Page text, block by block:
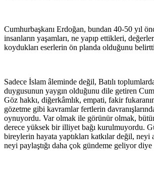
Cumhurbaşkanı Erdoğan, bundan 40-50 yıl
insanların yaşamları, ne yapıp ettikleri,
koydukları eserlerin ön planda olduğunu
Sadece İslam âleminde değil, Batılı
duygusunun yaygın olduğunu dile getiren
Göz hakkı, diğerkâmlık, empati, fakir
gözetme gibi kavramlar fertlerin
oynuyordu. Var olmak ile görünür olmak,
derece yüksek bir illiyet bağı kurulmuyordu.
bireylerin hayata yaptıkları katkılar değil, neyi
neyi paylaştığı daha çok gündeme geliyor